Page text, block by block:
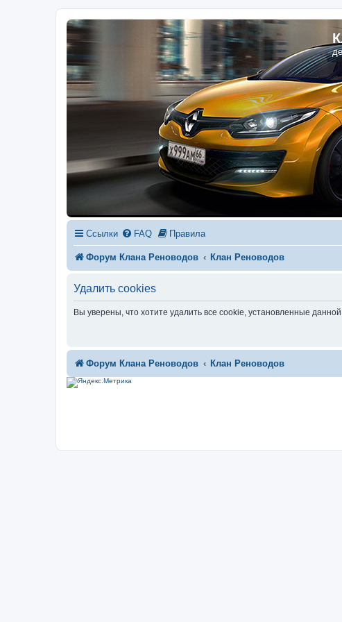
Ссылки FAQ Правила
Форум Клана Реноводов Клан Реноводов
Удалить cookies
Вы уверены, что хотите удалить все cookie, установленные
Форум Клана Реноводов Клан Реноводов